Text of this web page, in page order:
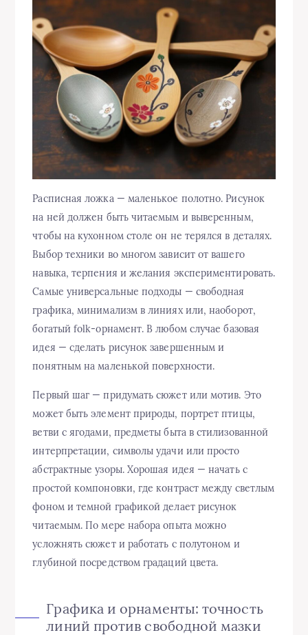
Расписная ложка — маленькое полотно. Рисунок
на ней должен быть читаемым и выверенным,
чтобы на кухонном столе он не терялся в деталях.
Выбор техники во многом зависит от вашего
навыка, терпения и желания экспериментировать.
Самые универсальные подходы — свободная
графика, минимализм в линиях или, наоборот,
богатый folk-орнамент. В любом случае базовая
идея — сделать рисунок завершенным и
понятным на маленькой поверхности.
Первый шаг — придумать сюжет или мотив. Это
может быть элемент природы, портрет птицы,
ветви с ягодами, предметы быта в стилизованной
интерпретации, символы удачи или просто
абстрактные узоры. Хорошая идея — начать с
простой компоновки, где контраст между светлым
фоном и темной графикой делает рисунок
читаемым. По мере набора опыта можно
усложнять сюжет и работать с полутоном и
глубиной посредством градаций цвета.
Графика и орнаменты: точность
линий против свободной мазки